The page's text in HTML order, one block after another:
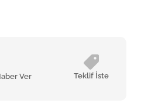
Ver Teklif İste